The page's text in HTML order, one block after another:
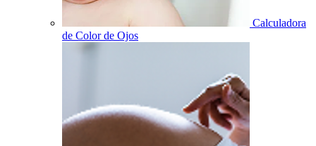
Calculadora
de Color de Ojos